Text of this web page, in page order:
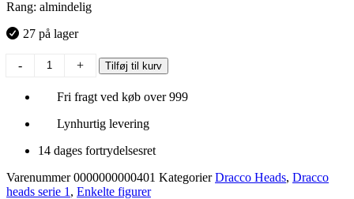
Rang: almindelig
27 på lager
-
antal
+ Tilføj til kurv
Fri fragt ved køb over 999
Lynhurtig levering
14 dages fortrydelsesret
Varenummer0000000000401 Kategorier Dracco Heads, Dracco
heads serie 1 , Enkelte figurer